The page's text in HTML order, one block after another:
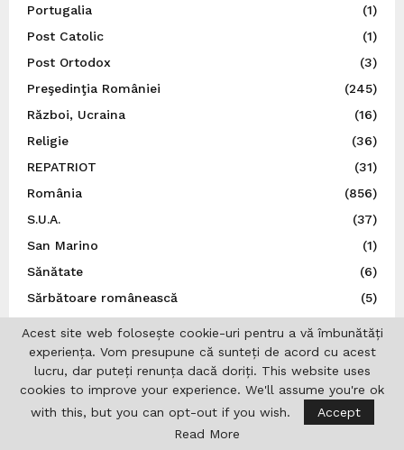
Portugalia
(1)
Post Catolic
(1)
Post Ortodox
(3)
Preşedinţia României
(245)
Război, Ucraina
(16)
Religie
(36)
REPATRIOT
(31)
România
(856)
S.U.A.
(37)
San Marino
(1)
Sănătate
(6)
Sărbătoare românească
(5)
(7)
Senatul României
(9)
Sens Giratoriu
(70)
(2)
(136)
Acest site web folosește cookie-uri pentru a vă îmbunătăți
experiența. Vom presupune că sunteți de acord cu acest
lucru, dar puteți renunța dacă doriți. This website uses
cookies to improve your experience. We'll assume you're ok
with this, but you can opt-out if you wish.
Accept
Read More